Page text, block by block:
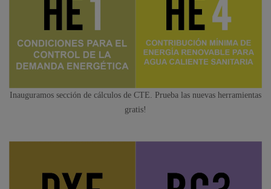
Inauguramos sección de cálculos de CTE. Prueba las nuevas herramientas
gratis!